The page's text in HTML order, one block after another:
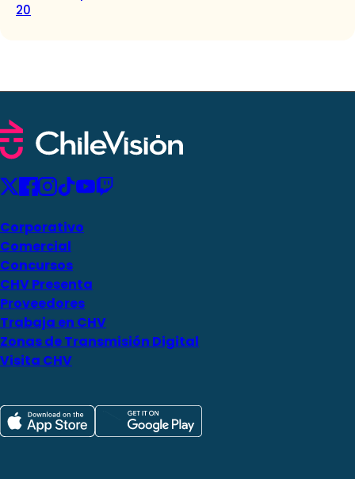
20
Corporativo
Comercial
Concursos
CHV Presenta
Proveedores
Trabaja en CHV
Zonas de Transmisión Digital
Visita CHV